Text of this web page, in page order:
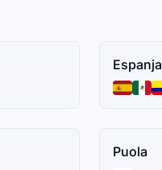
Espanja
Puola